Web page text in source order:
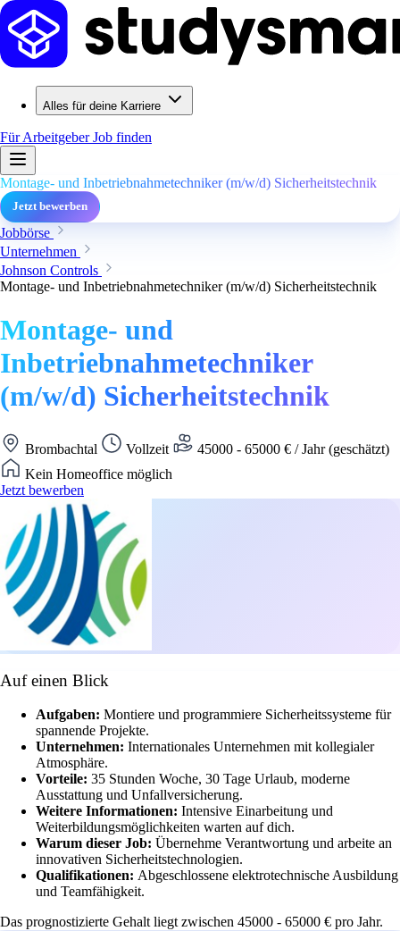
Alles für deine Karriere
Für ArbeitgeberJob finden
Montage- und Inbetriebnahmetechniker (m/w/d) Sicherheitstechnik
Jetzt bewerben
Jobbörse
Unternehmen
Johnson Controls
Montage- und Inbetriebnahmetechniker (m/w/d) Sicherheitstechnik
Montage- und
Inbetriebnahmetechniker
(m/w/d) Sicherheitstechnik
Brombachtal Vollzeit
45000 - 65000 € / Jahr (geschätzt)
Kein Homeoffice möglich
Jetzt bewerben
Auf einen Blick
Aufgaben: Montiere und programmiere Sicherheitssysteme für
spannende Projekte.
Unternehmen: Internationales Unternehmen mit kollegialer
Atmosphäre.
Vorteile: 35 Stunden Woche, 30 Tage Urlaub, moderne
Ausstattung und Unfallversicherung.
Weitere Informationen: Intensive Einarbeitung und
Weiterbildungsmöglichkeiten warten auf dich.
Warum dieser Job: Übernehme Verantwortung und arbeite an
innovativen Sicherheitstechnologien.
Qualifikationen: Abgeschlossene elektrotechnische Ausbildung
und Teamfähigkeit.
Das prognostizierte Gehalt liegt zwischen 45000 - 65000 € pro Jahr.